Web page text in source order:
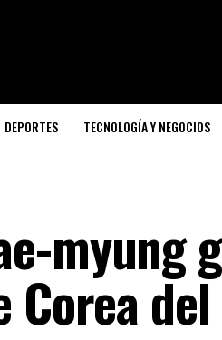
DEPORTES TECNOLOGÍA Y NEGOCIOS
myung
Corea